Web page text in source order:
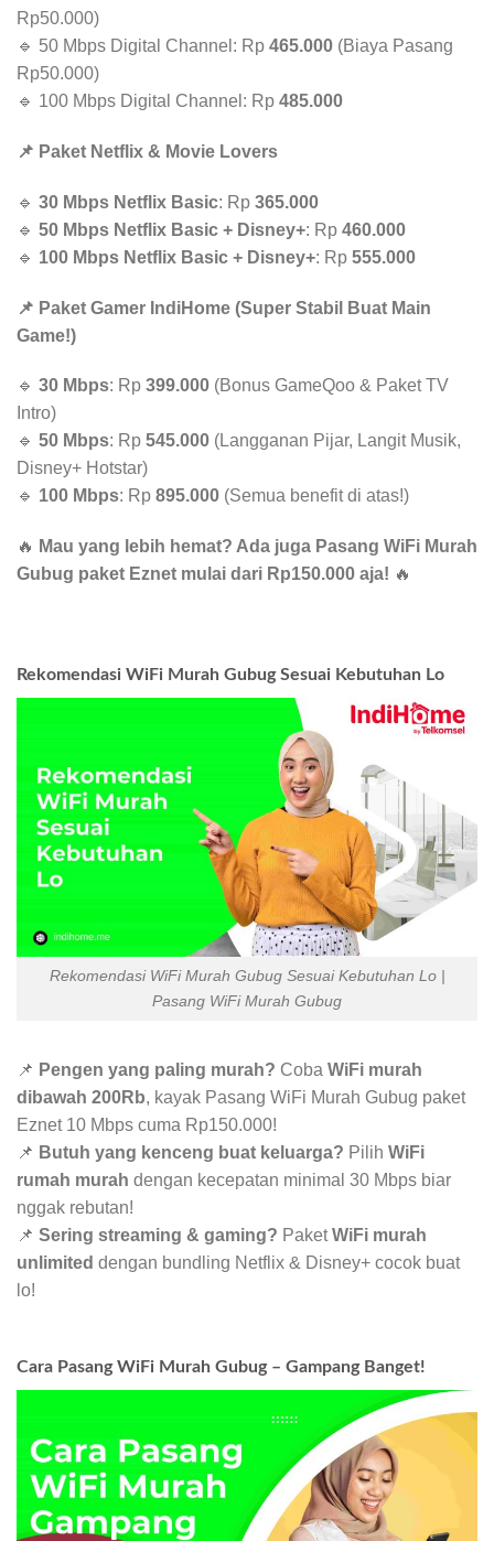
Rp50.000)
🔹 50 Mbps Digital Channel: Rp 465.000 (Biaya Pasang
Rp50.000)
🔹 100 Mbps Digital Channel: Rp 485.000
📌 Paket Netflix & Movie Lovers
🔹 30 Mbps Netflix Basic: Rp 365.000
🔹 50 Mbps Netflix Basic + Disney+: Rp 460.000
🔹 100 Mbps Netflix Basic + Disney+: Rp 555.000
📌 Paket Gamer IndiHome (Super Stabil Buat Main
Game!)
🔹 30 Mbps: Rp 399.000 (Bonus GameQoo & Paket TV
Intro)
🔹 50 Mbps: Rp 545.000 (Langganan Pijar, Langit Musik,
Disney+ Hotstar)
🔹 100 Mbps: Rp 895.000 (Semua benefit di atas!)
🔥 Mau yang lebih hemat? Ada juga Pasang WiFi Murah
Gubug paket Eznet mulai dari Rp150.000 aja! 🔥
Rekomendasi WiFi Murah Gubug Sesuai Kebutuhan Lo
Rekomendasi WiFi Murah Gubug Sesuai Kebutuhan Lo |
Pasang WiFi Murah Gubug
📌 Pengen yang paling murah? Coba WiFi murah
dibawah 200Rb, kayak Pasang WiFi Murah Gubug paket
Eznet 10 Mbps cuma Rp150.000!
📌 Butuh yang kenceng buat keluarga? Pilih WiFi
rumah murah dengan kecepatan minimal 30 Mbps biar
nggak rebutan!
📌 Sering streaming & gaming? PaketWiFi murah
unlimited dengan bundling Netflix & Disney+ cocok buat
lo!
Cara Pasang WiFi Murah Gubug – Gampang Banget!